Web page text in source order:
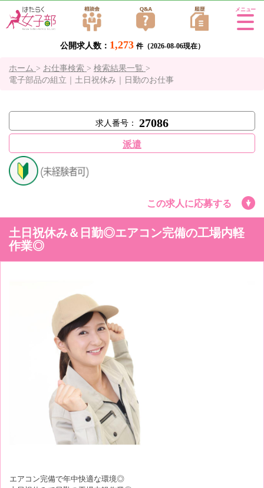
公開求人数： 1,273 件（2026-08-06現在）
Tog
ホーム > お仕事検索 > 検索結果一覧 >
電子部品の組立｜土日祝休み｜日勤のお仕事
求人番号： 27086
派遣
この求人に応募する
土日祝休み＆日勤◎エアコン完備の工場内軽
作業◎
エアコン完備で年中快適な環境◎